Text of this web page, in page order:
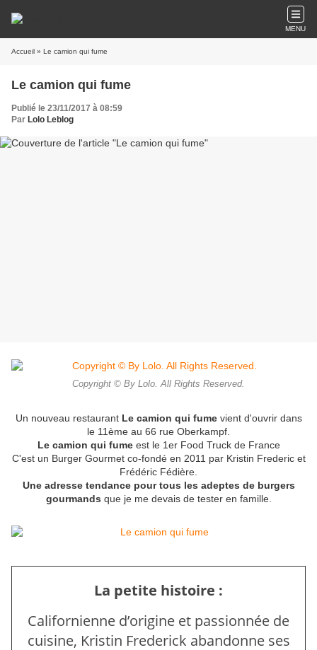
MENU
Accueil » Le camion qui fume
Le camion qui fume
Publié le 23/11/2017 à 08:59
Par Lolo Leblog
Copyright © By Lolo. All Rights Reserved.
Un nouveau restaurant Le camion qui fumevient d'ouvrir dans
le 11ème au 66 rue Oberkampf.
Le camion qui fumeest le 1er Food Truck de France
C'est un Burger Gourmet co-fondé en 2011 par Kristin Frederic et
Frédéric Fédière.
Une adresse tendance pour tous les adeptes de burgers
gourmands que je me devais de tester en famille.
La petite histoire :
Californienne d’origine et passionnée de
cuisine, Kristin Frederick abandonne ses